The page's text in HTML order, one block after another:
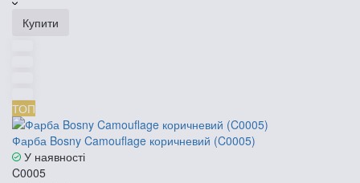
Купити
ТОП
Фарба Bosny Camouflage коричневий (C0005)
У наявності
C0005